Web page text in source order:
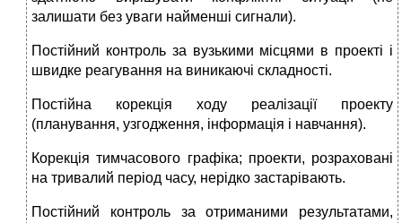
залишати без уваги найменші сигнали).
Постійний контроль за вузькими місцями в проекті і
швидке реагування на виникаючі складності.
Постійна корекція ходу реалізації проекту
(планування, узгодження, інформація і навчання).
Корекція тимчасового графіка; проекти, розраховані
на тривалий період часу, нерідко застарівають.
Постійний контроль за отриманими результатами,